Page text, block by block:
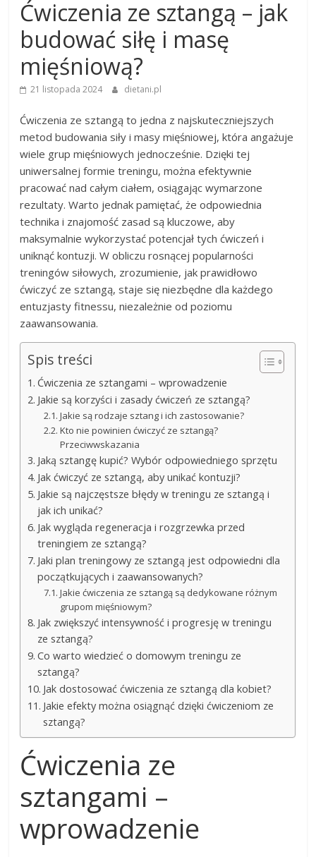
Ćwiczenia ze sztangą – jak
budować siłę i masę
mięśniową?
21 listopada 2024 dietani.pl
Ćwiczenia ze sztangą to jedna z najskuteczniejszych
metod budowania siły i masy mięśniowej, która angażuje
wiele grup mięśniowych jednocześnie. Dzięki tej
uniwersalnej formie treningu, można efektywnie
pracować nad całym ciałem, osiągając wymarzone
rezultaty. Warto jednak pamiętać, że odpowiednia
technika i znajomość zasad są kluczowe, aby
maksymalnie wykorzystać potencjał tych ćwiczeń i
uniknąć kontuzji. W obliczu rosnącej popularności
treningów siłowych, zrozumienie, jak prawidłowo
ćwiczyć ze sztangą, staje się niezbędne dla każdego
entuzjasty fitnessu, niezależnie od poziomu
zaawansowania.
Spis treści
Ćwiczenia ze sztangami – wprowadzenie
Jakie są korzyści i zasady ćwiczeń ze sztangą?
Jakie są rodzaje sztang i ich zastosowanie?
Kto nie powinien ćwiczyć ze sztangą?
Przeciwwskazania
Jaką sztangę kupić? Wybór odpowiedniego sprzętu
Jak ćwiczyć ze sztangą, aby unikać kontuzji?
Jakie są najczęstsze błędy w treningu ze sztangą i
jak ich unikać?
Jak wygląda regeneracja i rozgrzewka przed
treningiem ze sztangą?
Jaki plan treningowy ze sztangą jest odpowiedni dla
początkujących i zaawansowanych?
Jakie ćwiczenia ze sztangą są dedykowane różnym
grupom mięśniowym?
Jak zwiększyć intensywność i progresję w treningu
ze sztangą?
Co warto wiedzieć o domowym treningu ze
sztangą?
Jak dostosować ćwiczenia ze sztangą dla kobiet?
Jakie efekty można osiągnąć dzięki ćwiczeniom ze
sztangą?
Ćwiczenia ze
sztangami –
wprowadzenie